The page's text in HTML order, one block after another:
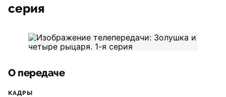
серия
О передаче
КАДРЫ